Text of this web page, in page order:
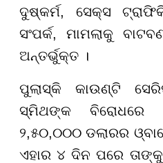
ଦୁଷ୍କର୍ମ, ସେକ୍ସ
ସଂପର୍କ, ମାମଲାକୁ
ଅନ୍ତର୍ଭୁକ୍ତ ।
ପୁଲାସ୍କି କାଉଣ୍ଟି
ସ୍ମିଥଙ୍କ ବିରୋଧରେ
୨,୫୦,୦୦୦ ଡଲାରର
ଏହାର ୪ ଦିନ ପରେ